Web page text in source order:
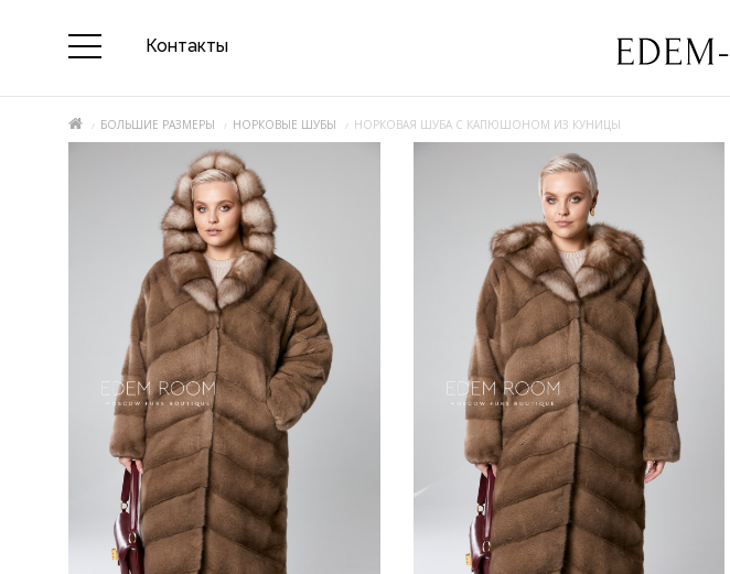
Контакты
БОЛЬШИЕ РАЗМЕРЫ НОРКОВЫЕ ШУБЫ НОРКОВАЯ ШУБА С КАПЮШОНОМ ИЗ КУНИЦЫ